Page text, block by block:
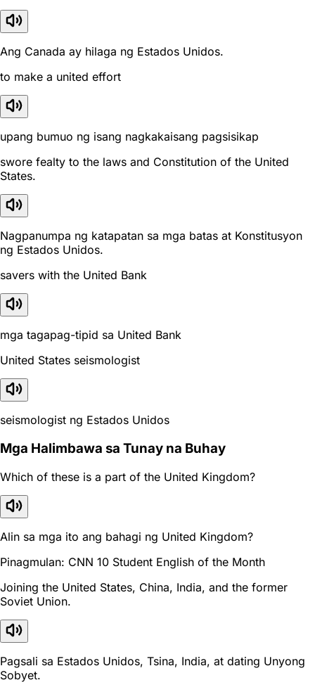
Ang Canada ay hilaga ng Estados Unidos.
to make a united effort
upang bumuo ng isang nagkakaisang pagsisikap
swore fealty to the laws and Constitution of the United
States.
Nagpanumpa ng katapatan sa mga batas at Konstitusyon
ng Estados Unidos.
savers with the United Bank
mga tagapag-tipid sa United Bank
United States seismologist
seismologist ng Estados Unidos
Mga Halimbawa sa Tunay na Buhay
Which of these is a part of the United Kingdom?
Alin sa mga ito ang bahagi ng United Kingdom?
Pinagmulan: CNN 10 Student English of the Month
Joining the United States, China, India, and the former
Soviet Union.
Pagsali sa Estados Unidos, Tsina, India, at dating Unyong
Sobyet.